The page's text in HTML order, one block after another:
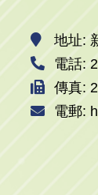
地址:
電話:
傳真:
電郵: